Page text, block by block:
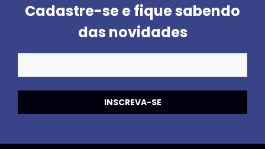
Cadastre-se e fique sabendo
das novidades